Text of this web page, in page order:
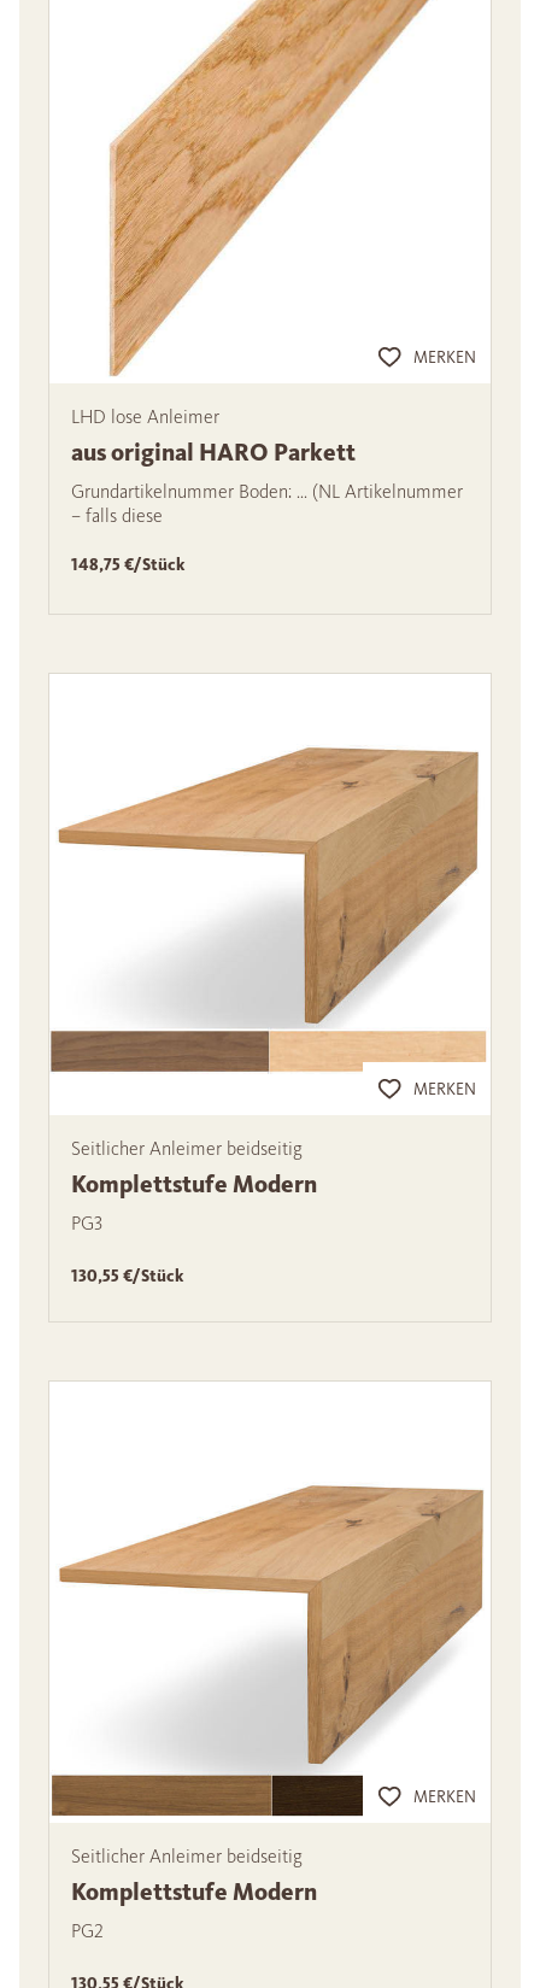
MERKEN
LHD lose Anleimer
aus original HARO Parkett
Grundartikelnummer Boden: … (NL Artikelnummer
– falls diese
148,75 €/Stück
MERKEN
Seitlicher Anleimer beidseitig
Komplettstufe Modern
PG3
130,55 €/Stück
MERKEN
Seitlicher Anleimer beidseitig
Komplettstufe Modern
PG2